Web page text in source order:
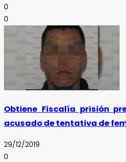
0
0
Obtiene Fiscalía prisión
acusado de tentativa de
29/12/2019
0